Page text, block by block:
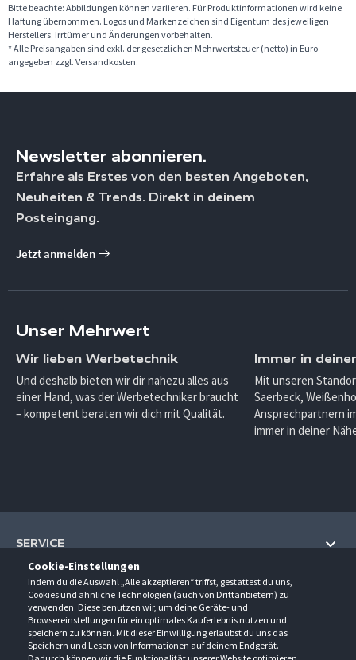
Cookie-Einstellungen
Indem du die Auswahl „Alle akzeptieren“ triffst, gestattest du uns,
Cookies und ähnliche Technologien (auch von Drittanbietern) zu
verwenden. Diese benutzen wir, um deine Geräte- und
Browsereinstellungen für ein optimales Kauferlebnis nutzen und
speichern zu können. Mit dieser Einwilligung erlaubst du uns das
Speichern und Lesen von Informationen auf deinem Endgerät.
Bitte beachte: Abbildungen können variieren. Für Produktinformationen wird keine
Haftung übernommen. Logos und Markenzeichen sind Eigentum des jeweiligen
Herstellers. Irrtümer und Änderungen vorbehalten.
* Alle Preisangaben sind exkl. der gesetzlichen Mehrwertsteuer (netto) in Euro
angegeben zzgl. Versandkosten.
Newsletter abonnieren.
Erfahre als Erstes von den besten Angeboten,
Neuheiten & Trends. Direkt in deinem
Posteingang.
Jetzt anmelden
Unser Mehrwert
Wir lieben Werbetechnik
Und deshalb bieten wir dir nahezu alles aus
einer Hand, was der Werbetechniker braucht
– kompetent beraten wir dich mit Qualität.
Immer in
Mit unseren
Saerbeck,
Ansprechpartnern
immer in deiner
SERVICE
Hilfe und Information
Fragen und Antworten (FAQ)
Kontakt
Newsletter
UNTERNEHMEN
Über uns
Anfahrt
KONTAKT
Gröner-Schulze GmbH